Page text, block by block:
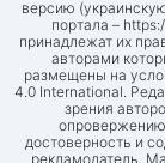
версию
портала –
принадлежат их
авторами
размещены на
4.0 International.
зрения
достоверность и
рекламодатель.